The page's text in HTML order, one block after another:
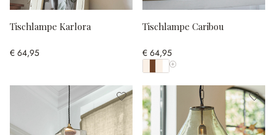
Tischlampe Karlora
€ 64,95
Tischlampe Caribou
€ 64,95
Alle Farben anzeigen